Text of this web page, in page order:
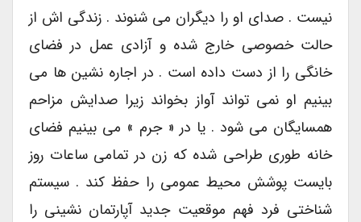
نیست . صدای او را دیگران می شنوند . زندگی اش از
حالت خصوصی خارج شده و آزادی عمل در فضای
خانگی را از دست داده است . در اجاره نشین ها می
بینیم او نمی تواند آواز بخواند زیرا صدایش مزاحم
همسایگان می شود . یا در « جرم » می بینیم فضای
خانه طوری طراحی شده که زن در تمامی ساعات روز
بایست پوشش محیط عمومی را حفظ کند . سیستم
شناختی فرد فهم موقعیت جدید آپارتمان نشینی را